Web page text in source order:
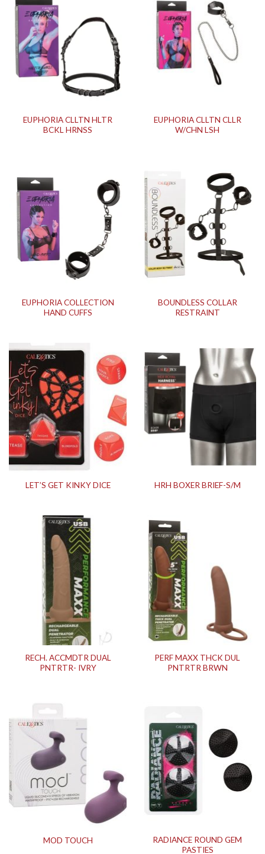
EUPHORIA CLLTN HLTR
BCKL HRNSS
EUPHORIA CLLTN CLLR
W/CHN LSH
EUPHORIA COLLECTION
HAND CUFFS
BOUNDLESS COLLAR
RESTRAINT
LET’S GET KINKY DICE HRH BOXER BRIEF-S/M
RECH. ACCMDTR DUAL
PNTRTR- IVRY
PERF MAXX THCK DUL
PNTRTR BRWN
MOD TOUCH
RADIANCE ROUND GEM
PASTIES